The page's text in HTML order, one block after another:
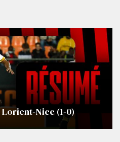
Nice (1-0)